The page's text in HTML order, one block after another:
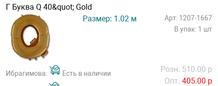
Г Буква Q 40&quot; Gold
Размер: 1.02 м
Арт: 1207-1667
В упак: 1 шт
Ибрагимова: Есть в наличии
Розн. 510.00 р
Опт. 405.00 р